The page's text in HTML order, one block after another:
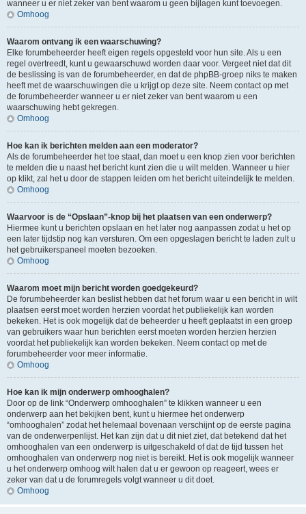
wanneer u er niet zeker van bent waarom u geen bijlagen kunt toevoegen.
Omhoog
Waarom ontvang ik een waarschuwing?
Elke forumbeheerder heeft eigen regels opgesteld voor hun site. Als u een
regel overtreedt, kunt u gewaarschuwd worden daar voor. Vergeet niet dat dit
de beslissing is van de forumbeheerder, en dat de phpBB-groep niks te maken
heeft met de waarschuwingen die u krijgt op deze site. Neem contact op met
de forumbeheerder wanneer u er niet zeker van bent waarom u een
waarschuwing hebt gekregen.
Omhoog
Hoe kan ik berichten melden aan een moderator?
Als de forumbeheerder het toe staat, dan moet u een knop zien voor berichten
te melden die u naast het bericht kunt zien die u wilt melden. Wanneer u hier
op klikt, zal het u door de stappen leiden om het bericht uiteindelijk te melden.
Omhoog
Waarvoor is de “Opslaan”-knop bij het plaatsen van een onderwerp?
Hiermee kunt u berichten opslaan en het later nog aanpassen zodat u het op
een later tijdstip nog kan versturen. Om een opgeslagen bericht te laden zult u
het gebruikerspaneel moeten bezoeken.
Omhoog
Waarom moet mijn bericht worden goedgekeurd?
De forumbeheerder kan beslist hebben dat het forum waar u een bericht in wilt
plaatsen eerst moet worden herzien voordat het publiekelijk kan worden
bekeken. Het is ook mogelijk dat de beheerder u heeft geplaatst in een groep
van gebruikers waar hun berichten eerst moeten worden herzien herzien
voordat het publiekelijk kan worden bekeken. Neem contact op met de
forumbeheerder voor meer informatie.
Omhoog
Hoe kan ik mijn onderwerp omhooghalen?
Door op de link “Onderwerp omhooghalen” te klikken wanneer u een
onderwerp aan het bekijken bent, kunt u hiermee het onderwerp
“omhooghalen” zodat het helemaal bovenaan verschijnt op de eerste pagina
van de onderwerpenlijst. Het kan zijn dat u dit niet ziet, dat betekend dat het
omhooghalen van een onderwerp is uitgeschakeld of dat de tijd tussen het
omhooghalen van onderwerp nog niet is bereikt. Het is ook mogelijk wanneer
u het onderwerp omhoog wilt halen dat u er gewoon op reageert, wees er
zeker van dat u de forumregels volgt wanneer u dit doet.
Omhoog